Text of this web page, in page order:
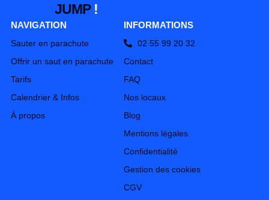
JUMP!
NAVIGATION
Sauter en parachute
Offrir un saut en parachute
Tarifs
Calendrier & Infos
À propos
INFORMATIONS
02 55 99 20 32
Contact
FAQ
Nos locaux
Blog
Mentions légales
Confidentialité
Gestion des cookies
CGV